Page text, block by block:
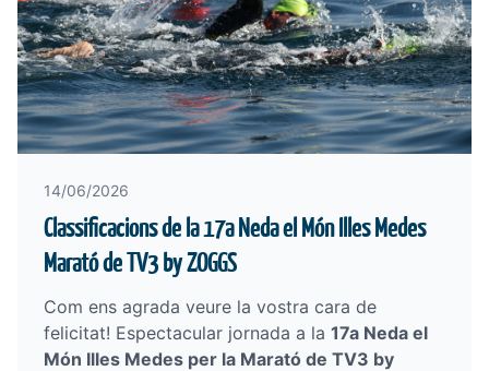
14/06/2026
Classificacions de la 17a Neda el Món Illes Medes
Marató de TV3 by ZOGGS
Com ens agrada veure la vostra cara de
felicitat! Espectacular jornada a la 17a Neda el
Món Illes Medes per la Marató de TV3 by